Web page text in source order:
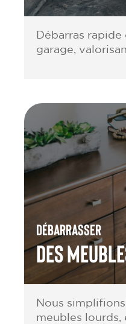
Débarras
garage,
Débarrasser
des
Nous
meubles